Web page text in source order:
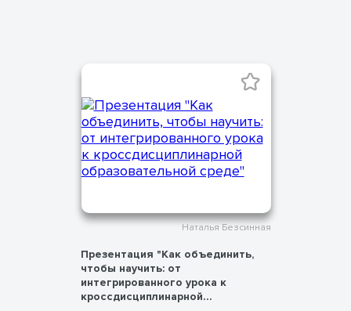
Наталья Безсинная
Презентация "Как объединить,
чтобы научить: от
интегрированного урока к
кроссдисциплинарной